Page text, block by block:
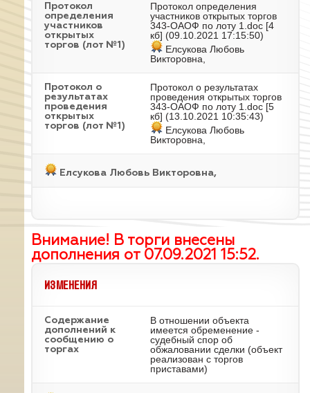
Протокол
определения
участников
открытых
торгов (лот №1)
Протокол определения
участников открытых торгов
343-ОАОФ по лоту 1.doc [4
кб] (09.10.2021 17:15:50)
Елсукова Любовь
Викторовна,
Протокол о
результатах
проведения
открытых
торгов (лот №1)
Протокол о результатах
проведения открытых торгов
343-ОАОФ по лоту 1.doc [5
кб] (13.10.2021 10:35:43)
Елсукова Любовь
Викторовна,
Елсукова Любовь Викторовна,
Внимание! В торги внесены
дополнения от 07.09.2021 15:52.
ИЗМЕНЕНИЯ
Содержание
дополнений к
сообщению о
торгах
В отношении объекта
имеется обременение -
судебный спор об
обжаловании сделки (объект
реализован с торгов
приставами)